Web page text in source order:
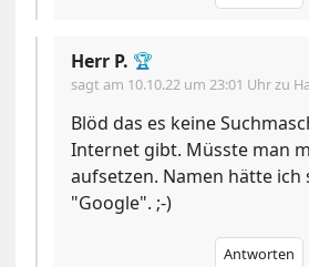
Herr P. 🏆
sagt am 10.10.22 um 23:01 Uhrzu
Blöd das es keine
Internet gibt. Müsste man
aufsetzen. Namen hätte ich
"Google". ;-)
Antworten